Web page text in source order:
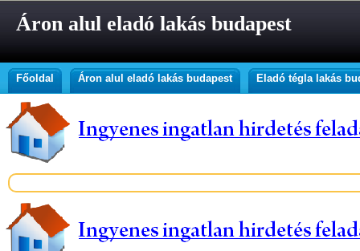
Áron alul eladó lakás budapest
Főoldal Áron alul eladó lakás budapest Eladó tégla lakás